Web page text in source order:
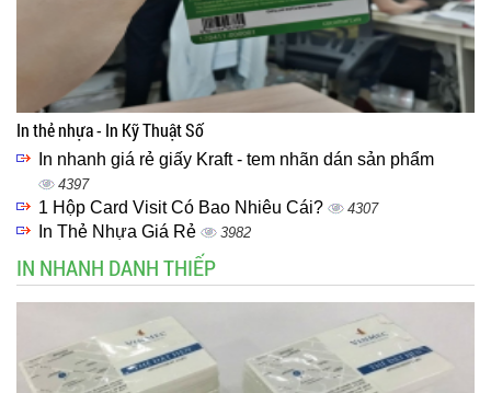
In thẻ nhựa - In Kỹ Thuật Số
In nhanh giá rẻ giấy Kraft - tem nhãn dán sản phẩm
4397
1 Hộp Card Visit Có Bao Nhiêu Cái? 4307
In Thẻ Nhựa Giá Rẻ 3982
IN NHANH DANH THIẾP